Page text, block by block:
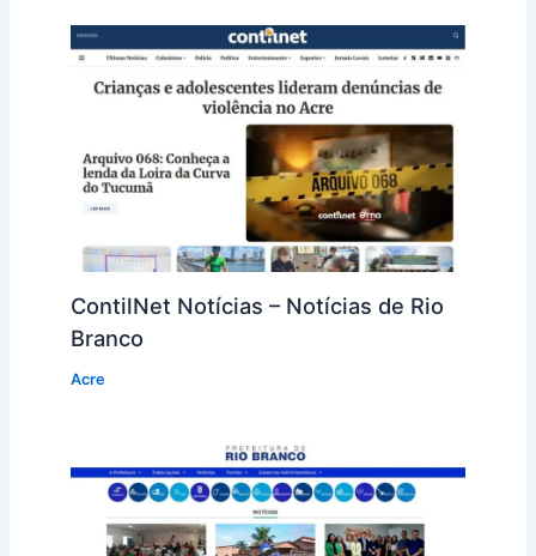
ContilNet Notícias – Notícias de Rio
Branco
Acre